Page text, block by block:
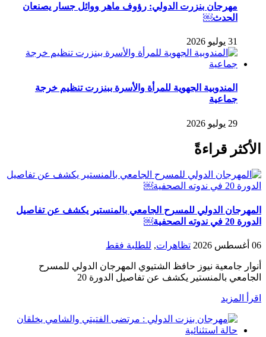
مهرجان بنزرت الدولي: رؤوف ماهر ووائل جسار يصنعان
الحدث￼
31 يوليو 2026
المندوبية الجهوية للمرأة والأسرة ببنزرت تنظيم خرجة
جماعية
29 يوليو 2026
الأكثر قراءةً
المهرجان الدولي للمسرح الجامعي بالمنستير يكشف عن تفاصيل
الدورة 20 في ندوته الصحفية￼
06 أغسطس 2026 تظاهرات, للطلبة فقط
أنوار جامعية نيوز حافظ الشتيوي المهرجان الدولي للمسرح
الجامعي بالمنستير يكشف عن تفاصيل الدورة 20
اقرأ المزيد